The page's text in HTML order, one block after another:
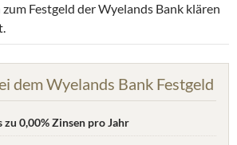
Festgeld der Wyelands Bank klären
dem Wyelands Bank Festgeld
zu 0,00% Zinsen pro Jahr